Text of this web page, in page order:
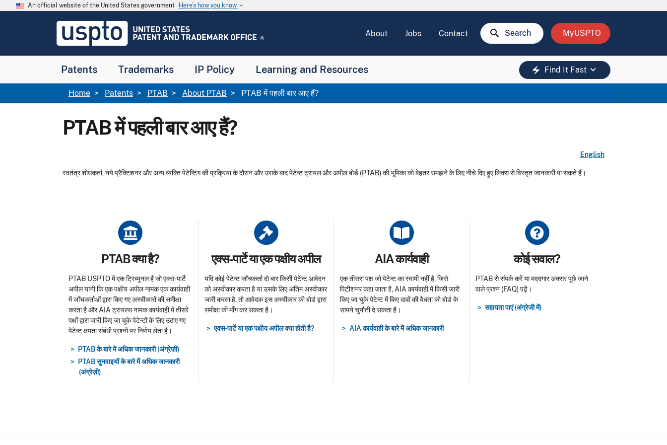
Skip to main content
An official website of the United States government Here’s how you know keyboard_arrow_down
USPTO
United
and
Office
About Jobs Contact search Search MyUSPTO
Patents Trademarks IP Policy Learning and Resources electric_bolt Find It Fast keyboard_arrow_down
Breadcrumb
Home Patents PTAB About PTAB PTAB में पहली बार आए हैं?
PTAB में पहली बार आए हैं?
English
स्वतंत्र शोधकर्ता, नये प्रैक्टिशनर और अन्य व्यक्ति पेटेन्टिंग की प्रक्रिया के दौरान और उसके बाद पेटेन्ट ट्रायल और अपील बोर्ड (PTAB) की भूमिका को बेहतर समझने के लिए नीचे दिए हुए लिंक्स से विस्तृत जानकारी पा सकते हैं।
PTAB क्या है?
PTAB USPTO में एक ट्रिब्यूनल है जो एक्स-पार्टे
अपील यानी कि एक पक्षीय अपील नामक एक कार्यवाही
में जाँचकर्ताओं द्वारा किए गए अस्वीकारों की समीक्षा
करता है और AIA ट्रायल्स नामक कार्यवाही में तीसरे
पक्षों द्वारा जारी किए जा चुके पेटेन्टों के लिए उठाए गए
पेटेन्ट क्षमता संबंधी प्रश्नों पर निर्णय लेता है।
PTAB के बारे में अधिक जानकारी (अंग्रेज़ी)
PTAB सुनवाइयों के बारे में अधिक जानकारी
(अंग्रेज़ी)
Title
एक्स-पार्टे या एक पक्षीय अपील
यदि कोई पेटेन्ट जाँचकर्ता दो बार किसी पेटेन्ट आवेदन
को अस्वीकार करता है या उसके लिए अंतिम अस्वीकार
जारी करता है, तो आवेदक इस अस्वीकार की बोर्ड द्वारा
समीक्षा की माँग कर सकता है।
एक्स-पार्टे या एक पक्षीय अपील क्या होती है?
AIA कार्यवाही
एक तीसरा पक्ष जो पेटेन्ट का स्वामी नहीं है, जिसे
पिटीशनर कहा जाता है, AIA कार्यवाही में किसी जारी
किए जा चुके पेटेन्ट में किए दावों की वैधता को बोर्ड के
सामने चुनौती दे सकता है।
AIA कार्यवाही के बारे में अधिक जानकारी
कोई सवाल?
PTAB से संपर्क करें या मददगार अक्सर पूछे जाने
वाले प्रश्न (FAQ) पढ़ें।
सहायता पाएं (अंग्रेजी में)